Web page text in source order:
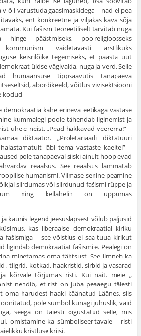
õ i varustuda gaasimaskidega – nad ei pea
ent konkreetne ja viljakas kava sõja
Kui fašism teoreetiliselt tarvitab nuga
hinge päästmiseks, poolreligioosseks
väidetavasti arstlikuks
keisrilõike tegemiseks, et päästa uut
üldse vägivalda, nuga ja verd. Selle
humaansuse tippsaavutisi tänapäeva
abordikeeld, võitlus vivisektsiooni
kodud.
demokraatia kahe erineva eetikaga vastase
kummalegi poole tähendab liginemist ja
ühele neist. „Pead hakkavad veerema!” –
diktaator. „Proletariaadi diktatuuri
läbi tema vastaste kaeltel” –
pole tänapäeval siiski ainult hooplevad
reaalsus. See reaalsus lämmatab
humanismi. Viimase senine peamine
siirdumas või siirdunud fašismi rüppe ja
ning kellahelin on uppumas
kaunis legend jeesuslapsest võlub paljusid
kas liberaalsel demokraatial kiriku
fašismiga – see võistlus ei saa tuua kirikut
ligindab demokraatiat fašismile. Pealegi on
minetamas oma tähtsust. See ilmneb ka
, tiigrid, kotkad, haakristid, sirbid ja vasarad
kõrvale tõrjumas risti. Kui näit. meie „
nendib, et rist on juba peaaegu täiesti
oma harudest haaki käänatud Läänes, siis
pole sümbol kunagi juhuslik, vaid
seega on täiesti õigustatud selle, mis
omistamine ka sümboliseeritavale – risti
kristluse kriisi.